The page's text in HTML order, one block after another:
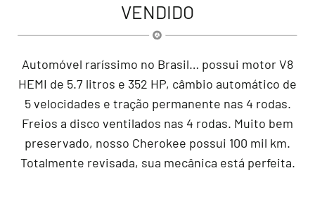
VENDIDO
Automóvel raríssimo no Brasil… possui motor V8
HEMI de 5.7 litros e 352 HP, câmbio automático de
5 velocidades e tração permanente nas 4 rodas.
Freios a disco ventilados nas 4 rodas. Muito bem
preservado, nosso Cherokee possui 100 mil km.
Totalmente revisada, sua mecânica está perfeita.